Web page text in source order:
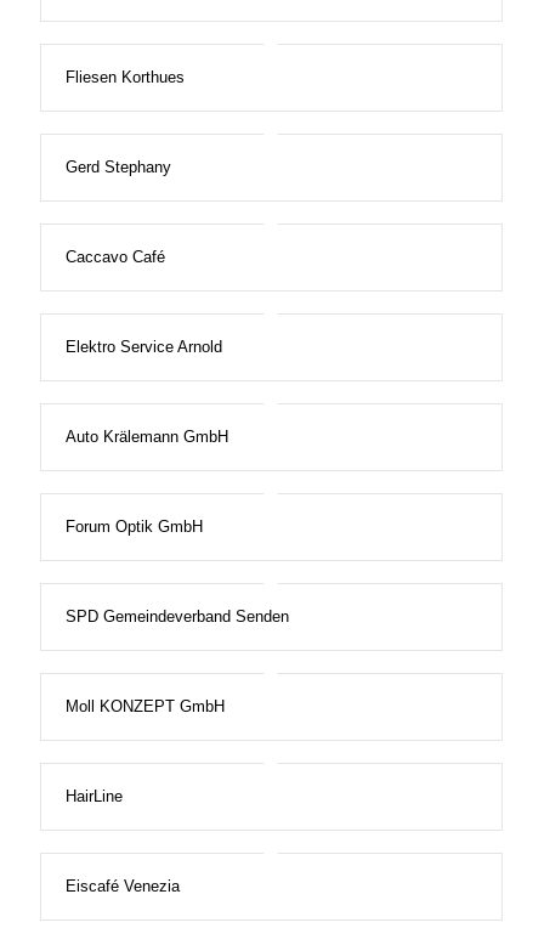
Fliesen Korthues
Gerd Stephany
Caccavo Café
Elektro Service Arnold
Auto Krälemann GmbH
Forum Optik GmbH
SPD Gemeindeverband Senden
Moll KONZEPT GmbH
HairLine
Eiscafé Venezia